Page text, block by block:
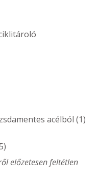
acélból (1)
előzetesen feltétlen